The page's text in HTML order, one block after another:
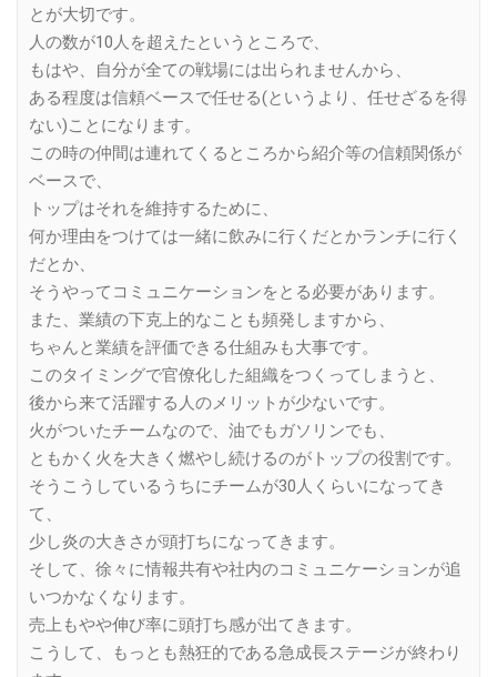
とが大切です。
人の数が10人を超えたというところで、
もはや、自分が全ての戦場には出られませんから、
ある程度は信頼ベースで任せる(というより、任せざるを得
ない)ことになります。
この時の仲間は連れてくるところから紹介等の信頼関係が
ベースで、
トップはそれを維持するために、
何か理由をつけては一緒に飲みに行くだとかランチに行く
だとか、
そうやってコミュニケーションをとる必要があります。
また、業績の下克上的なことも頻発しますから、
ちゃんと業績を評価できる仕組みも大事です。
このタイミングで官僚化した組織をつくってしまうと、
後から来て活躍する人のメリットが少ないです。
火がついたチームなので、油でもガソリンでも、
ともかく火を大きく燃やし続けるのがトップの役割です。
そうこうしているうちにチームが30人くらいになってき
て、
少し炎の大きさが頭打ちになってきます。
そして、徐々に情報共有や社内のコミュニケーションが追
いつかなくなります。
売上もやや伸び率に頭打ち感が出てきます。
こうして、もっとも熱狂的である急成長ステージが終わり